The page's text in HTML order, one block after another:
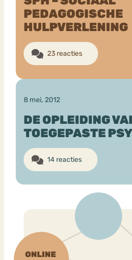
PEDAGOGISCHE
HULPVERLENING
23 reacties
8 mei, 2012
DE OPLEIDING
TOEGEPASTE
14 reacties
Chat
Bouli
mia
Nerv
osa
Eetstoornis
Orthorexia